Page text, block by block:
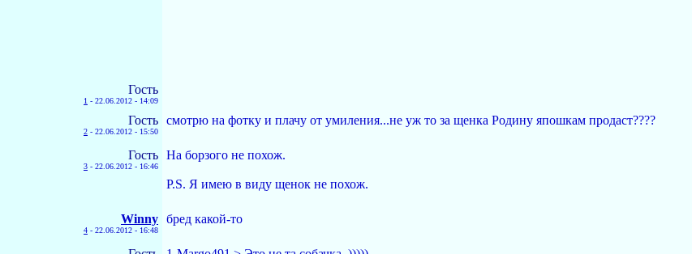
Гость
1 - 22.06.2012 - 14:09
Гость
2 - 22.06.2012 - 15:50
смотрю на фотку и плачу от умиления...не уж то за щенка Родину япошкам продаст????
Гость
3 - 22.06.2012 - 16:46
На борзого не похож.
P.S. Я имею в виду щенок не похож.
Winny
4 - 22.06.2012 - 16:48
бред какой-то